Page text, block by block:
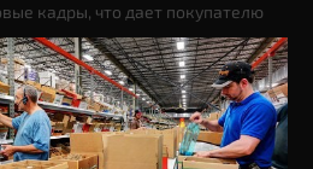
кадры, что дает покупателю